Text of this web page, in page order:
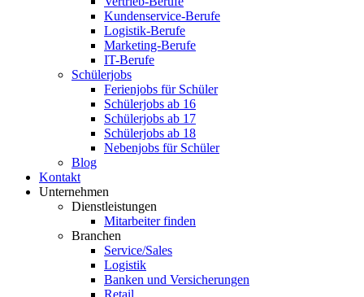
Kundenservice-Berufe
Logistik-Berufe
Marketing-Berufe
IT-Berufe
Schülerjobs
Ferienjobs für Schüler
Schülerjobs ab 16
Schülerjobs ab 17
Schülerjobs ab 18
Nebenjobs für Schüler
Blog
Kontakt
Unternehmen
Dienstleistungen
Mitarbeiter finden
Branchen
Service/Sales
Logistik
Banken und Versicherungen
Retail